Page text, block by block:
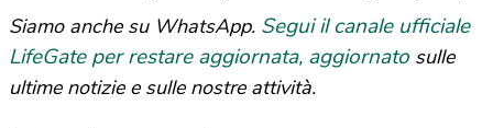
Siamo anche su WhatsApp. Segui il canale ufficiale
LifeGate per restare aggiornata, aggiornato sulle
ultime notizie e sulle nostre attività.